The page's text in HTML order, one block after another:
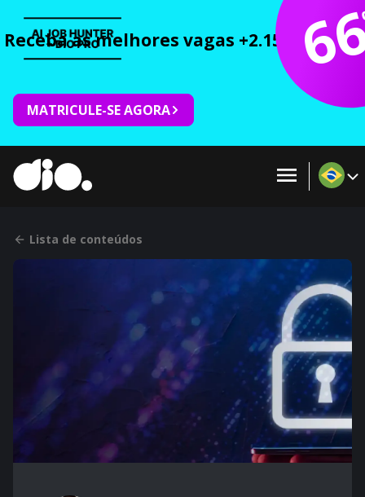
Receba as melhores vagas +2.150 cursos
MATRICULE-SE AGORA
Lista de conteúdos